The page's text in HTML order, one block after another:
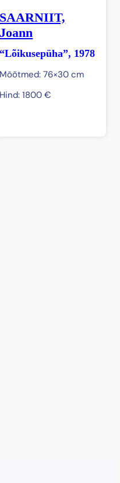
SAARNIIT,
Joann
“Lõikusepüha”, 1978
Mõõtmed: 76×30 cm
Hind:1800€